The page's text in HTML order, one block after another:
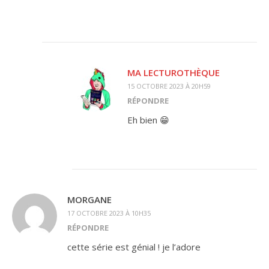
MA LECTUROTHÈQUE
15 OCTOBRE 2023 À 20H59
RÉPONDRE
Eh bien 😁
MORGANE
17 OCTOBRE 2023 À 10H35
RÉPONDRE
cette série est génial ! je l’adore